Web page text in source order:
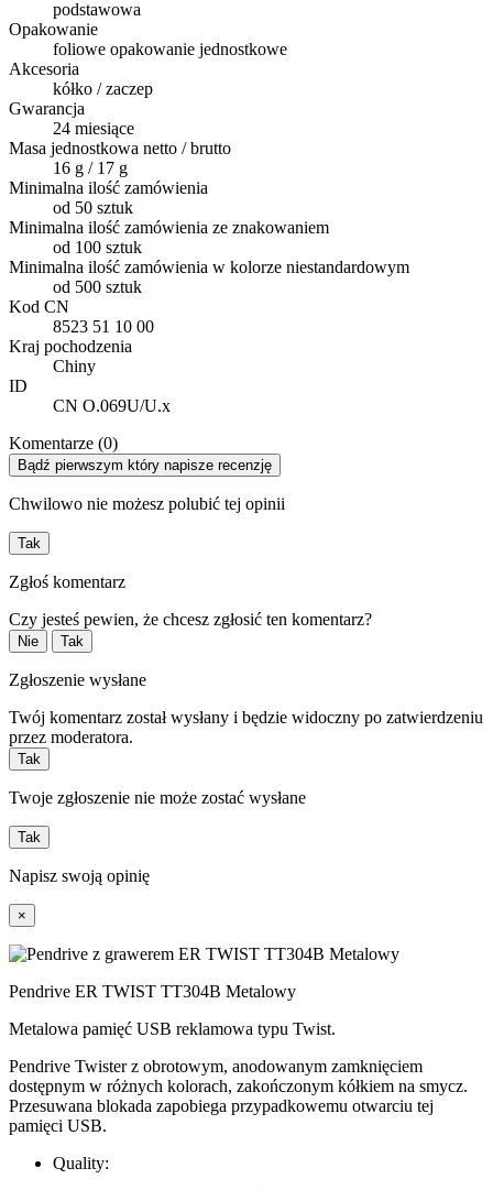
podstawowa
Opakowanie
foliowe opakowanie jednostkowe
Akcesoria
kółko / zaczep
Gwarancja
24 miesiące
Masa jednostkowa netto / brutto
16 g / 17 g
Minimalna ilość zamówienia
od 50 sztuk
Minimalna ilość zamówienia ze znakowaniem
od 100 sztuk
Minimalna ilość zamówienia w kolorze niestandardowym
od 500 sztuk
Kod CN
8523 51 10 00
Kraj pochodzenia
Chiny
ID
CN O.069U/U.x
Komentarze (0)
Bądź pierwszym który napisze recenzję
Chwilowo nie możesz polubić tej opinii
Tak
Zgłoś komentarz
Czy jesteś pewien, że chcesz zgłosić ten komentarz?
Nie Tak
Zgłoszenie wysłane
Twój komentarz został wysłany i będzie widoczny po zatwierdzeniu
przez moderatora.
Tak
Twoje zgłoszenie nie może zostać wysłane
Tak
Napisz swoją opinię
×
Pendrive ER TWIST TT304B Metalowy
Metalowa pamięć USB reklamowa typu Twist.
Pendrive Twister z obrotowym, anodowanym zamknięciem
dostępnym w różnych kolorach, zakończonym kółkiem na smycz.
Przesuwana blokada zapobiega przypadkowemu otwarciu tej
pamięci USB.
Quality: